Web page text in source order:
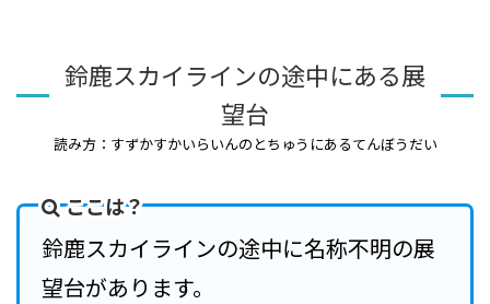
鈴鹿スカイラインの途中にある展
望台
読み方：すずかすかいらいんのとちゅうにあるてんぼうだい
ここは？
鈴鹿スカイラインの途中に名称不明の展
望台があります。